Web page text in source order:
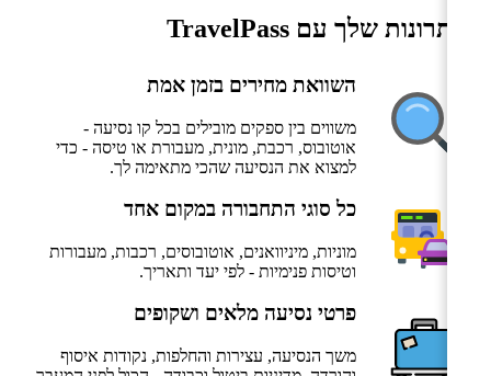
היתרונות שלך עם TravelPass
השוואת מחירים בזמן אמת
משווים בין ספקים מובילים בכל קו נסיעה -
אוטובוס, רכבת, מונית, מעבורת או טיסה - כדי
למצוא את הנסיעה שהכי מתאימה לך.
כל סוגי התחבורה במקום אחד
מוניות, מיניוואנים, אוטובוסים, רכבות, מעבורות
וטיסות פנימיות - לפי יעד ותאריך.
פרטי נסיעה מלאים ושקופים
משך הנסיעה, עצירות והחלפות, נקודות איסוף